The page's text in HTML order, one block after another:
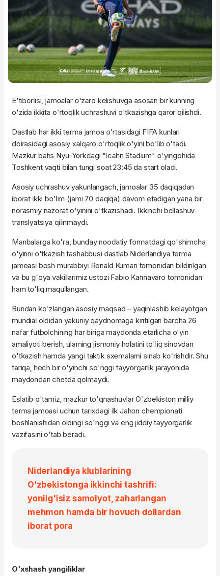
E'tiborlisi, jamoalar o'zaro kelishuvga asosan bir kunning
o'zida ikkita o'rtoqlik uchrashuvi o'tkazishga qaror qilishdi.
Dastlab har ikki terma jamoa o'rtasidagi FIFA kunlari
doirasidagi asosiy xalqaro o'rtoqlik o'yini bo'lib o'tadi.
Mazkur bahs Nyu-Yorkdagi "Icahn Stadium" o'yingohida
Toshkent vaqti bilan tungi soat 23:45 da start oladi.
Asosiy uchrashuv yakunlangach, jamoalar 35 daqiqadan
iborat ikki bo'lim (jami 70 daqiqa) davom etadigan yana bir
norasmiy nazorat o'yinini o'tkazishadi. Ikkinchi bellashuv
translyatsiya qilinmaydi.
Manbalarga ko'ra, bunday noodatiy formatdagi qo'shimcha
o'yinni o'tkazish tashabbusi dastlab Niderlandiya terma
jamoasi bosh murabbiyi Ronald Kuman tomonidan bildirilgan
va bu g'oya vakillarimiz ustozi Fabio Kannavaro tomonidan
ham to'liq maqullangan.
Bundan ko'zlangan asosiy maqsad – yaqinlashib kelayotgan
mundial oldidan yakuniy qaydnomaga kiritilgan barcha 26
nafar futbolchining har biriga maydonda etarlicha o'yin
amaliyoti berish, ularning jismoniy holatini to'liq sinovdan
o'tkazish hamda yangi taktik sxemalarni sinab ko'rishdir. Shu
tariqa, hech bir o'yinchi so'nggi tayyorgarlik jarayonida
maydondan chetda qolmaydi.
Eslatib o'tamiz, mazkur to'qnashuvlar O'zbekiston milliy
terma jamoasi uchun tarixdagi ilk Jahon chempionati
boshlanishidan oldingi so'nggi va eng jiddiy tayyorgarlik
vazifasini o'tab beradi.
Niderlandiya klublarining
O'zbekistonga ikkinchi tashrifi:
yonilg'isiz samolyot, zaharlangan
mehmon hamda bir hovuch dollardan
iborat pora
O'xshash yangiliklar